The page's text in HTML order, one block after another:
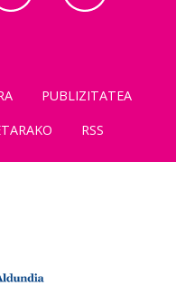
PUBLIZITATEA
RSS